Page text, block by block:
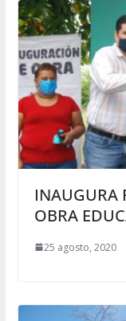
INAUGURA
OBRA
25 agosto, 2020